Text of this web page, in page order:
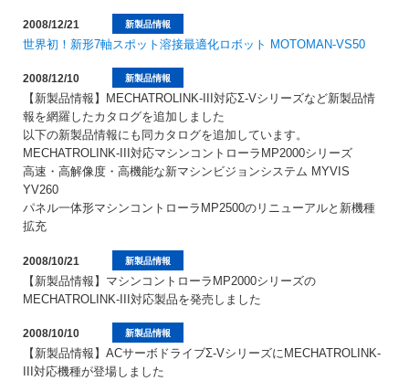
新製品情報
2008/12/21
世界初！新形7軸スポット溶接最適化ロボット MOTOMAN-VS50
新製品情報
2008/12/10
【新製品情報】MECHATROLINK-III対応Σ-Vシリーズなど新製品情
報を網羅したカタログを追加しました
以下の新製品情報にも同カタログを追加しています。
MECHATROLINK-III対応マシンコントローラMP2000シリーズ
高速・高解像度・高機能な新マシンビジョンシステム MYVIS
YV260
パネル一体形マシンコントローラMP2500のリニューアルと新機種
拡充
新製品情報
2008/10/21
【新製品情報】マシンコントローラMP2000シリーズの
MECHATROLINK-III対応製品を発売しました
新製品情報
2008/10/10
【新製品情報】ACサーボドライブΣ-VシリーズにMECHATROLINK-
III対応機種が登場しました